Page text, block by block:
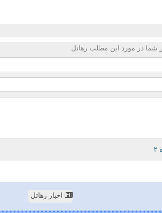
شما در مورد این مطلب رهاتل
اخبار رهاتل